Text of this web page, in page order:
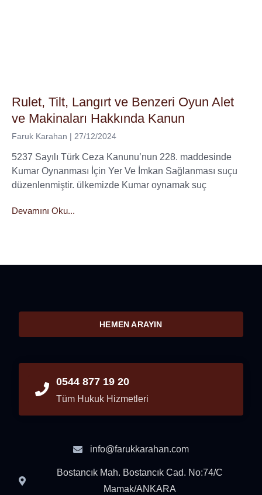
Rulet, Tilt, Langırt ve Benzeri Oyun Alet
ve Makinaları Hakkında Kanun
Faruk Karahan 27/12/2024
5237 Sayılı Türk Ceza Kanunu’nun 228. maddesinde
Kumar Oynanması İçin Yer Ve İmkan Sağlanması suçu
düzenlenmiştir. ülkemizde Kumar oynamak suç
Devamını Oku...
HEMEN ARAYIN
0544 877 19 20
Tüm Hukuk Hizmetleri
info@farukkarahan.com
Bostancık Mah. Bostancık Cad. No:74/C
Mamak/ANKARA